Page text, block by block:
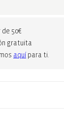
50€
gratuita
aquí para ti.